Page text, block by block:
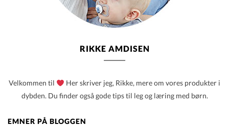
RIKKE AMDISEN
Velkommen til
Her skriver jeg, Rikke, mere om vores produkter i
dybden. Du finder også gode tips til leg og læring med børn.
EMNER PÅ BLOGGEN